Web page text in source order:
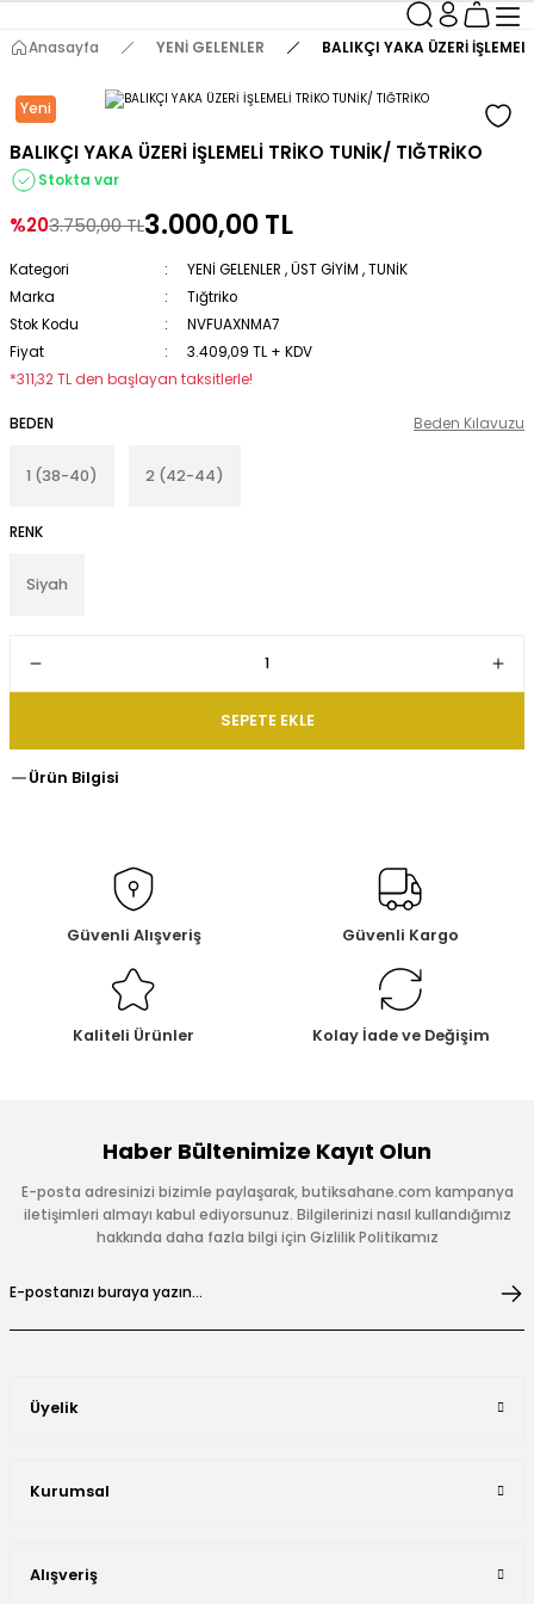
Anasayfa YENİ GELENLER BALIKÇI YAKA ÜZERİ
Yeni
BALIKÇI YAKA ÜZERİ İŞLEMELİ TRİKO TUNİK/ TIĞTRİKO
Stokta var
%203.750,00 TL3.000,00 TL
Kategori YENİ GELENLER ,ÜST GİYİM ,TUNİK
Marka
Tığtriko
Stok Kodu
NVFUAXNMA7
Fiyat
3.409,09 TL + KDV
*311,32 TL den başlayan taksitlerle!
BEDEN
1 (38-40) 2 (42-44)
RENK
Siyah
Beden Kılavuzu
SEPETE EKLE
Ürün Bilgisi
Güvenli Alışveriş Güvenli Kargo
Kaliteli Ürünler Kolay İade ve Değişim
Haber Bültenimize Kayıt Olun
E-posta adresinizi bizimle paylaşarak, butiksahane.com kampanya
iletişimleri almayı kabul ediyorsunuz. Bilgilerinizi nasıl kullandığımız
hakkında daha fazla bilgi için Gizlilik Politikamız
Üyelik
Kurumsal
Alışveriş